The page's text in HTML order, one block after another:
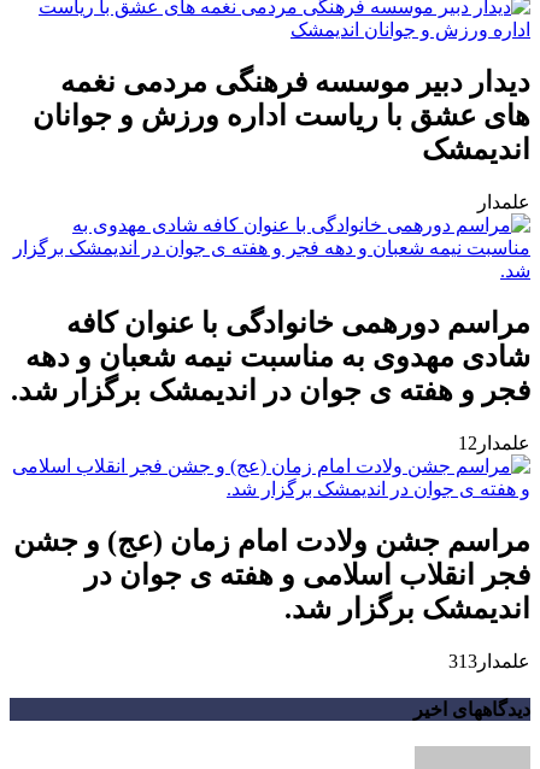
دیدار دبیر موسسه فرهنگی مردمی نغمه
های عشق با ریاست اداره ورزش و جوانان
اندیمشک
علمدار
مراسم دورهمی خانوادگی با عنوان کافه
شادی مهدوی به مناسبت نیمه شعبان و دهه
فجر و هفته ی جوان در اندیمشک برگزار شد.
علمدار12
مراسم جشن ولادت امام زمان (عج) و جشن
فجر انقلاب اسلامی و هفته ی جوان در
اندیمشک برگزار شد.
علمدار313
دیدگاههای اخیر